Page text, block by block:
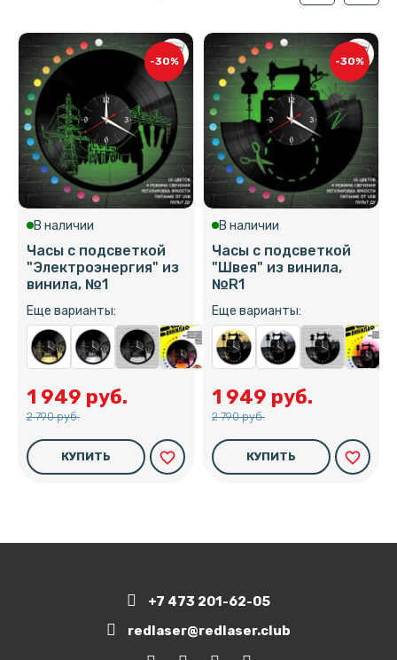
-30%
В наличии
Часы с подсветкой
"Электроэнергия" из
винила, №1
Еще варианты:
1 949 руб.
2 790 руб.
КУПИТЬ favorite_border
-30%
В наличии
Часы с подсветкой
"Швея" из винила,
№R1
Еще варианты:
1 949 руб.
2 790 руб.
КУПИТЬ favorite_border
+7 473 201-62-05
redlaser@redlaser.club